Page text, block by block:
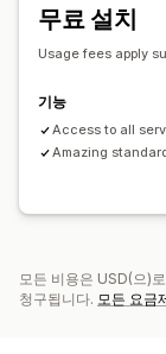
무료 설치
Usage fees apply
기능
Access to all
Amazing
모든 비용은 USD(으)
청구됩니다. 모든 요금